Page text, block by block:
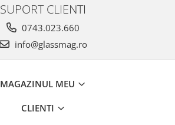
SUPORT CLIENTI
0743.023.660
info@glassmag.ro
MAGAZINUL MEU
CLIENTI